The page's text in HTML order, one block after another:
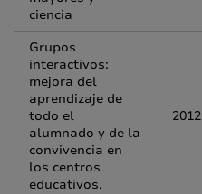
ciencia
Grupos
interactivos:
mejora del
aprendizaje de
todo el
alumnado y de la
convivencia en
los centros
educativos.
2012